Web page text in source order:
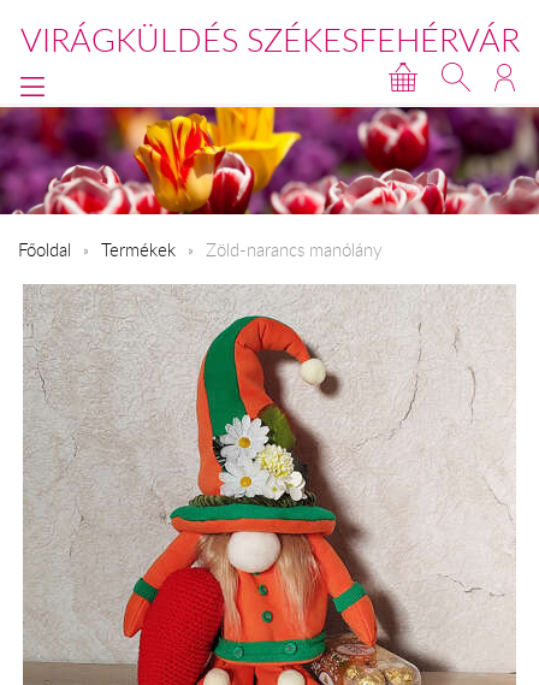
VIRÁGKÜLDÉS SZÉKESFEHÉRVÁR
Főoldal Termékek Zöld-narancs manólány